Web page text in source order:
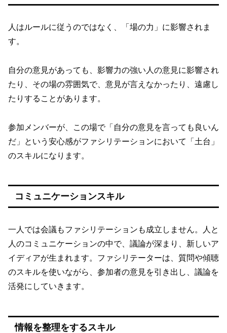
人はルールに従うのではなく、「場の力」に影響されま
す。
自分の意見があっても、影響力の強い人の意見に影響され
たり、その場の雰囲気で、意見が言えなかったり、遠慮し
たりすることがあります。
参加メンバーが、この場で「自分の意見を言っても良いん
だ」という安心感がファシリテーションにおいて「土台」
のスキルになります。
コミュニケーションスキル
一人では会議もファシリテーションも成立しません。人と
人のコミュニケーションの中で、議論が深まり、新しいア
イディアが生まれます。ファシリテーターは、質問や傾聴
のスキルを使いながら、参加者の意見を引き出し、議論を
活発にしていきます。
情報を整理をするスキル